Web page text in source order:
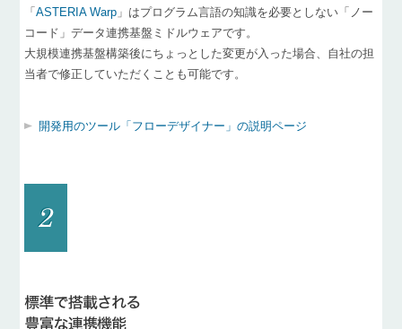
「ASTERIA Warp 」はプログラム言語の知識を必要としない「ノー
コード」データ連携基盤ミドルウェアです。
大規模連携基盤構築後にちょっとした変更が入った場合、自社の担
当者で修正していただくことも可能です。
開発用のツール「フローデザイナー」の説明ページ